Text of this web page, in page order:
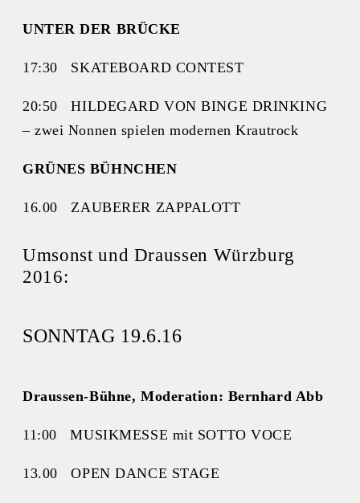
UNTER DER BRÜCKE
17:30 SKATEBOARD CONTEST
20:50 HILDEGARD VON BINGE DRINKING
– zwei Nonnen spielen modernen Krautrock
GRÜNES BÜHNCHEN
16.00 ZAUBERER ZAPPALOTT
Umsonst und Draussen Würzburg
2016:
SONNTAG 19.6.16
Draussen-Bühne, Moderation: Bernhard Abb
11:00 MUSIKMESSE mit SOTTO VOCE
13.00 OPEN DANCE STAGE